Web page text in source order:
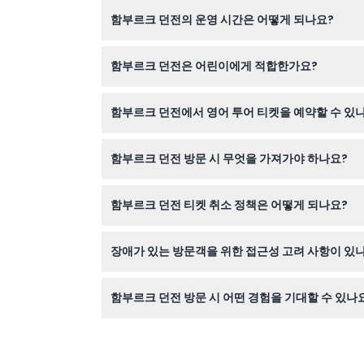
함부르크 던전의 운영 시간은 어떻게 되나요?
예약 시 확인 바랍니다).
함부르크 던전은 어린이에게 적합한가요?
권장하지 않습니다.
함부르크 던전에서 영어 투어 티켓을 예약할 수 있
또는 환불 옵션이 제공됩니다.
함부르크 던전 방문 시 무엇을 가져가야 하나요?
함부르크 던전 티켓 취소 정책은 어떻게 되나요?
장애가 있는 방문객을 위한 접근성 고려 사항이 있
함부르크 던전 방문 시 어떤 경험을 기대할 수 있나